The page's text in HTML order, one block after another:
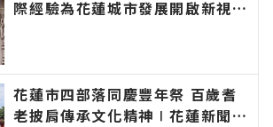
際經驗為花蓮城市發展開啟新視野
地資訊！
花蓮市四部落同慶豐年祭 百歲耆
老披肩傳承文化精神∣花蓮新聞網